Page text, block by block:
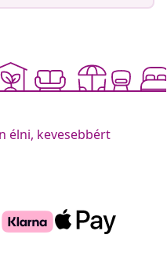
élni, kevesebbért